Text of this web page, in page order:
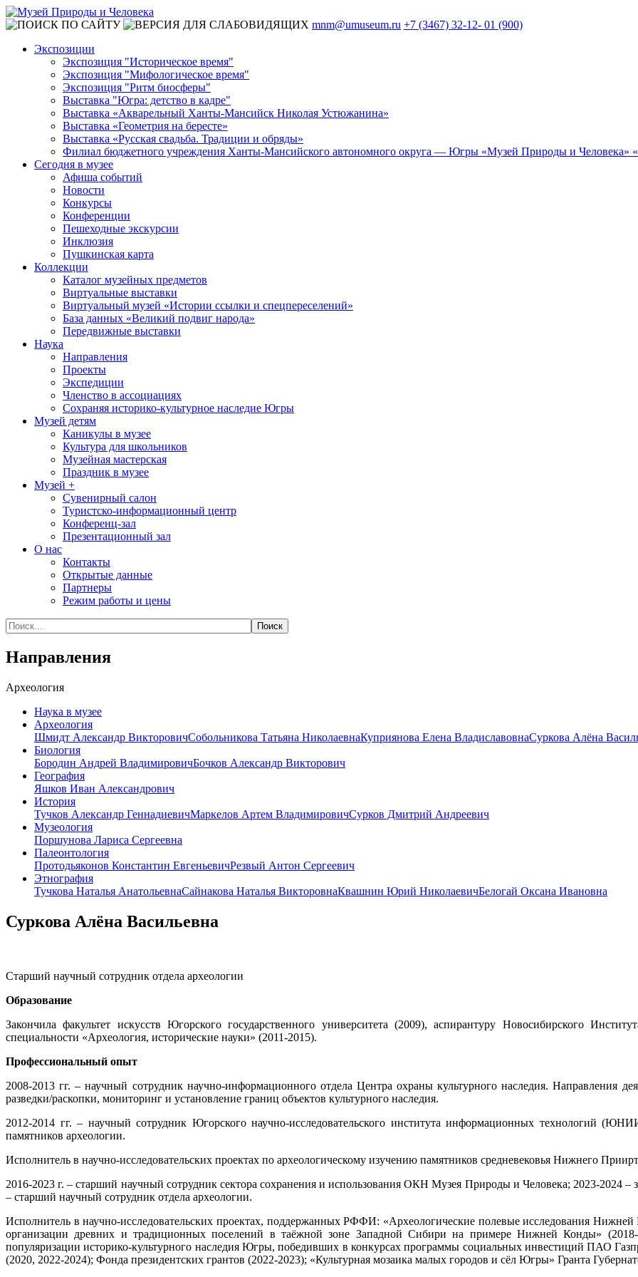
mnm@umuseum.ru +7 (3467) 32-12- 01 (900)
Экспозиции
Экспозиция "Историческое время"
Экспозиция "Мифологическое время"
Экспозиция "Ритм биосферы"
Выставка "Югра: детство в кадре"
Выставка «Акварельный Ханты-Мансийск Николая Устюжанина»
Выставка «Геометрия на бересте»
Выставка «Русская свадьба. Традиции и обряды»
Филиал бюджетного учреждения Ханты-Мансийского автономного округа — Югры «Музей Природы и Человека»
Сегодня в музее
Афиша событий
Новости
Конкурсы
Конференции
Пешеходные экскурсии
Инклюзия
Пушкинская карта
Коллекции
Каталог музейных предметов
Виртуальные выставки
Виртуальный музей «Истории ссылки и спецпереселений»
База данных «Великий подвиг народа»
Передвижные выставки
Наука
Направления
Проекты
Экспедиции
Членство в ассоциациях
Сохраняя историко-культурное наследие Югры
Музей детям
Каникулы в музее
Культура для школьников
Музейная мастерская
Праздник в музее
Музей +
Сувенирный салон
Туристско-информационный центр
Конференц-зал
Презентационный зал
О нас
Контакты
Открытые данные
Партнеры
Режим работы и цены
Направления
Археология
Наука в музее
Археология
Шмидт Александр ВикторовичСобольникова Татьяна НиколаевнаКуприянова Елена ВладиславовнаСуркова Алёна
Биология
Бородин Андрей ВладимировичБочков Александр Викторович
География
Яшков Иван Александрович
История
Тучков Александр ГеннадиевичМаркелов Артем ВладимировичСурков Дмитрий Андреевич
Музеология
Поршунова Лариса Сергеевна
Палеонтология
Протодьяконов Константин ЕвгеньевичРезвый Антон Сергеевич
Этнография
Тучкова Наталья АнатольевнаСайнакова Наталья ВикторовнаКвашнин Юрий НиколаевичБелогай Оксана Ивановна
Суркова Алёна Васильевна
Старший научный сотрудник отдела археологии
Образование
Закончила факультет искусств Югорского государственного университета (2009), аспирантуру Новосибирского
специальности «Археология, исторические науки» (2011-2015).
Профессиональный опыт
2008-2013 гг. – научный сотрудник научно-информационного отдела Центра охраны культурного наследия. Направления
разведки/раскопки, мониторинг и установление границ объектов культурного наследия.
2012-2014 гг. – научный сотрудник Югорского научно-исследовательского института информационных технологий
памятников археологии.
Исполнитель в научно-исследовательских проектах по археологическому изучению памятников средневековья Нижнего
2016-2023 г. – старший научный сотрудник сектора сохранения и использования ОКН Музея Природы и Человека; 2023-2024
– старший научный сотрудник отдела археологии.
Исполнитель в научно-исследовательских проектах, поддержанных РФФИ: «Археологические полевые исследования
организации древних и традиционных поселений в таёжной зоне Западной Сибири на примере Нижней Конды»
популяризации историко-культурного наследия Югры, победивших в конкурсах программы социальных инвестиций ПАО
(2020, 2022-2024); Фонда президентских грантов (2022-2023); «Культурная мозаика малых городов и сёл Югры» Гранта